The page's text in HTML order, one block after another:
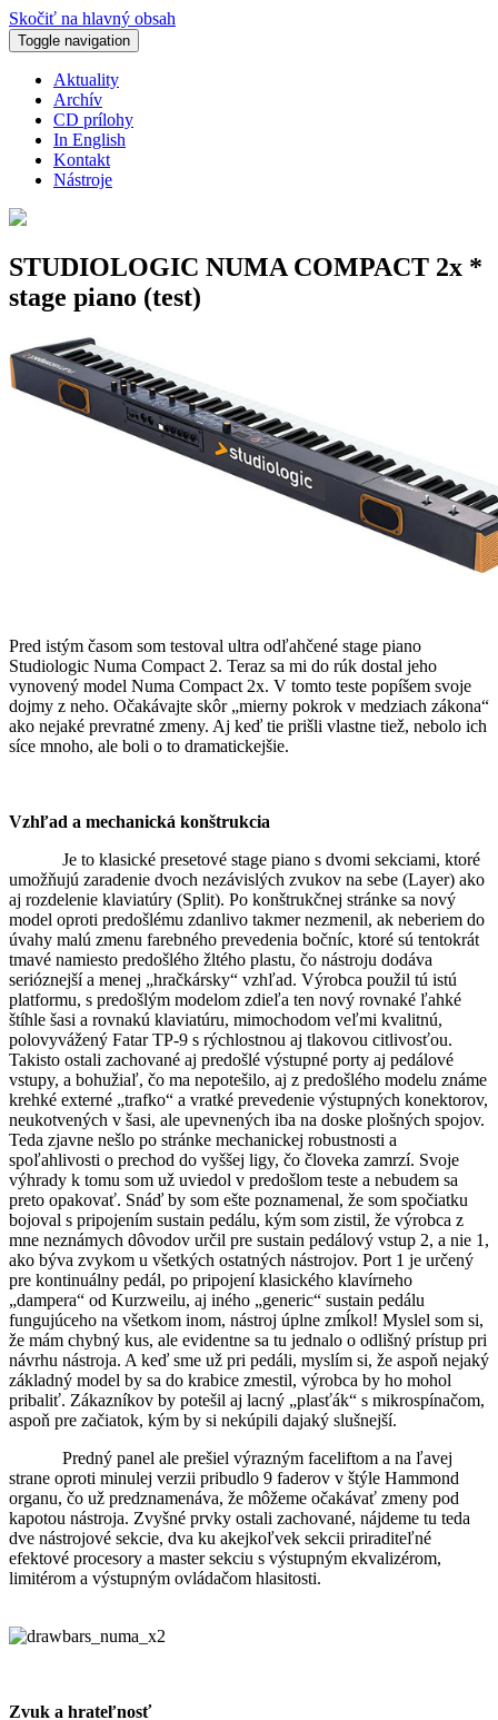
Skočiť na hlavný obsah
Toggle navigation
Aktuality
Archív
CD prílohy
In English
Kontakt
Nástroje
STUDIOLOGIC NUMA COMPACT 2x *
stage piano (test)
Pred istým časom som testoval ultra odľahčené stage piano
Studiologic Numa Compact 2. Teraz sa mi do rúk dostal jeho
vynovený model Numa Compact 2x. V tomto teste popíšem svoje
dojmy z neho. Očakávajte skôr „mierny pokrok v medziach zákona“
ako nejaké prevratné zmeny. Aj keď tie prišli vlastne tiež, nebolo ich
síce mnoho, ale boli o to dramatickejšie.
Vzhľad a mechanická konštrukcia
Je to klasické presetové stage piano s dvomi sekciami, ktoré
umožňujú zaradenie dvoch nezávislých zvukov na sebe (Layer) ako
aj rozdelenie klaviatúry (Split). Po konštrukčnej stránke sa nový
model oproti predošlému zdanlivo takmer nezmenil, ak neberiem do
úvahy malú zmenu farebného prevedenia bočníc, ktoré sú tentokrát
tmavé namiesto predošlého žltého plastu, čo nástroju dodáva
serióznejší a menej „hračkársky“ vzhľad. Výrobca použil tú istú
platformu, s predošlým modelom zdieľa ten nový rovnaké ľahké
štíhle šasi a rovnakú klaviatúru, mimochodom veľmi kvalitnú,
polovyvážený Fatar TP-9 s rýchlostnou aj tlakovou citlivosťou.
Takisto ostali zachované aj predošlé výstupné porty aj pedálové
vstupy, a bohužiaľ, čo ma nepotešilo, aj z predošlého modelu známe
krehké externé „trafko“ a vratké prevedenie výstupných konektorov,
neukotvených v šasi, ale upevnených iba na doske plošných spojov.
Teda zjavne nešlo po stránke mechanickej robustnosti a
spoľahlivosti o prechod do vyššej ligy, čo človeka zamrzí. Svoje
výhrady k tomu som už uviedol v predošlom teste a nebudem sa
preto opakovať. Snáď by som ešte poznamenal, že som spočiatku
bojoval s pripojením sustain pedálu, kým som zistil, že výrobca z
mne neznámych dôvodov určil pre sustain pedálový vstup 2, a nie 1,
ako býva zvykom u všetkých ostatných nástrojov. Port 1 je určený
pre kontinuálny pedál, po pripojení klasického klavírneho
„dampera“ od Kurzweilu, aj iného „generic“ sustain pedálu
fungujúceho na všetkom inom, nástroj úplne zmĺkol! Myslel som si,
že mám chybný kus, ale evidentne sa tu jednalo o odlišný prístup pri
návrhu nástroja. A keď sme už pri pedáli, myslím si, že aspoň nejaký
základný model by sa do krabice zmestil, výrobca by ho mohol
pribaliť. Zákazníkov by potešil aj lacný „plasťák“ s mikrospínačom,
aspoň pre začiatok, kým by si nekúpili dajaký slušnejší.
Predný panel ale prešiel výrazným faceliftom a na ľavej
strane oproti minulej verzii pribudlo 9 faderov v štýle Hammond
organu, čo už predznamenáva, že môžeme očakávať zmeny pod
kapotou nástroja. Zvyšné prvky ostali zachované, nájdeme tu teda
dve nástrojové sekcie, dva ku akejkoľvek sekcii priraditeľné
efektové procesory a master sekciu s výstupným ekvalizérom,
limitérom a výstupným ovládačom hlasitosti.
Zvuk a hrateľnosť